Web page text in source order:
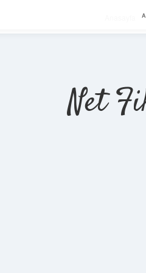
Net